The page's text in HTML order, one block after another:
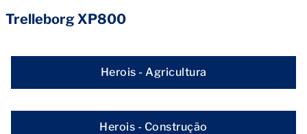
Trelleborg XP800
Herois - Agricultura
Herois - Construção